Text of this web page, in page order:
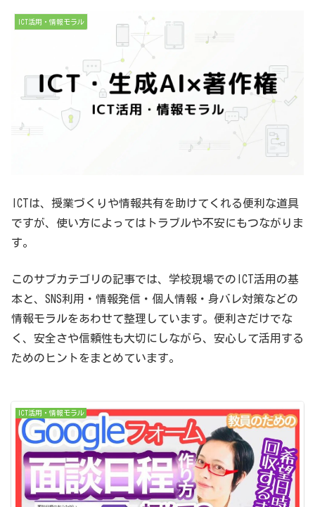
ICT活用・情報モラル
ICTは、授業づくりや情報共有を助けてくれる便利な道具
ですが、使い方によってはトラブルや不安にもつながりま
す。
このサブカテゴリの記事では、学校現場でのICT活用の基
本と、SNS利用・情報発信・個人情報・身バレ対策などの
情報モラルをあわせて整理しています。便利さだけでな
く、安全さや信頼性も大切にしながら、安心して活用する
ためのヒントをまとめています。
ICT活用・情報モラル